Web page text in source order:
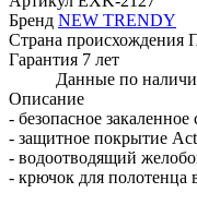
Бренд NEW TRENDY
Страна происхождения
Гарантия 7 лет
Данные по
Описание
- безопасное
- защитное покрытие
- водоотводящий
- крючок для полотенца